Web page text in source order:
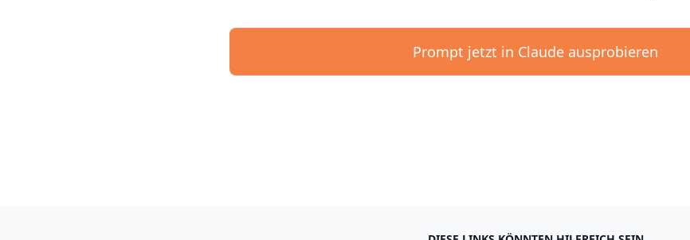
Prompt jetzt in Claude ausprobieren